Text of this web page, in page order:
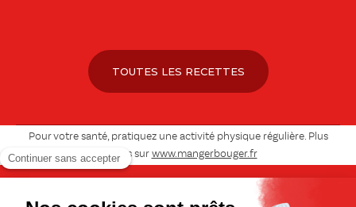
TOUTES LES RECETTES
Pour votre santé, pratiquez une activité physique régulière. Plus
d’infos sur www.mangerbouger.fr